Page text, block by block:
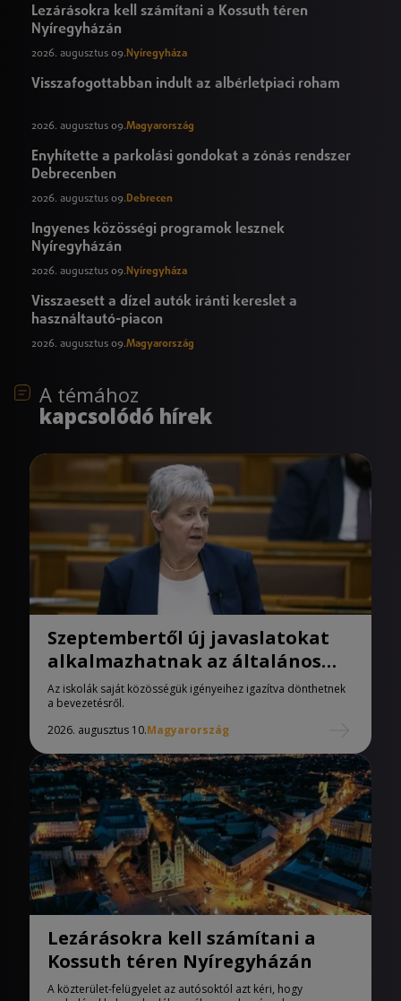
Lezárásokra kell számítani a Kossuth téren
Nyíregyházán
2026. augusztus 09. Nyíregyháza
Visszafogottabban indult az albérletpiaci roham
2026. augusztus 09.Magyarország
Enyhítette a parkolási gondokat a zónás rendszer
Debrecenben
2026. augusztus 09.Debrecen
Ingyenes közösségi programok lesznek
Nyíregyházán
2026. augusztus 09. Nyíregyháza
Visszaesett a dízel autók iránti kereslet a
használtautó-piacon
2026. augusztus 09.Magyarország
A témához
kapcsolódó hírek
Szeptembertől új javaslatokat
alkalmazhatnak az általános
iskolák
Az iskolák saját közösségük igényeihez igazítva dönthetnek
a bevezetésről.
2026. augusztus 10.Magyarország
Lezárásokra kell számítani a
Kossuth téren Nyíregyházán
A közterület-felügyelet az autósoktól azt kéri, hogy